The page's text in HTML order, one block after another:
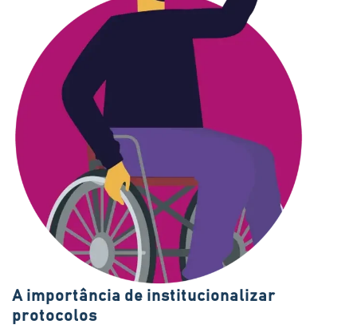
A importância de institucionalizar
protocolos